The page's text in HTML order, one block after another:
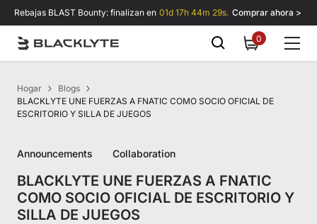
Saltar al contenido
Rebajas BLAST Bounty: finalizan en 01d 17h 44m 28s. Comprar ahora >
00
items
Hogar
Blogs
BLACKLYTE UNE FUERZAS A FNATIC COMO SOCIO OFICIAL DE
ESCRITORIO Y SILLA DE JUEGOS
Announcements Collaboration
BLACKLYTE UNE FUERZAS A FNATIC
COMO SOCIO OFICIAL DE ESCRITORIO Y
SILLA DE JUEGOS